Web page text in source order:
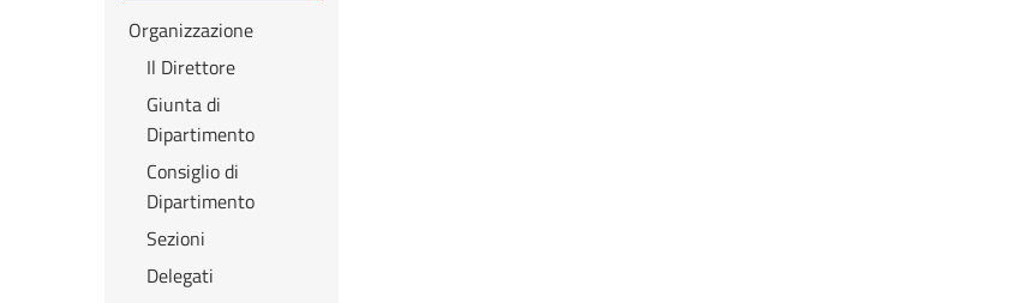
Organizzazione
Il Direttore
Giunta di
Dipartimento
Consiglio di
Dipartimento
Sezioni
Delegati